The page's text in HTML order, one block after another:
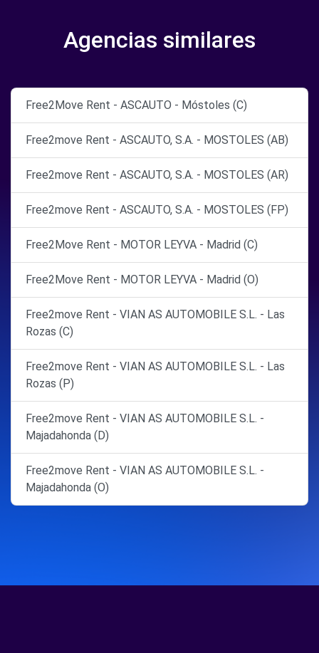
Agencias similares
Free2Move Rent - ASCAUTO - Móstoles (C)
Free2move Rent - ASCAUTO, S.A. - MOSTOLES (AB)
Free2move Rent - ASCAUTO, S.A. - MOSTOLES (AR)
Free2move Rent - ASCAUTO, S.A. - MOSTOLES (FP)
Free2Move Rent - MOTOR LEYVA - Madrid (C)
Free2Move Rent - MOTOR LEYVA - Madrid (O)
Free2move Rent - VIAN AS AUTOMOBILE S.L. - Las
Rozas (C)
Free2move Rent - VIAN AS AUTOMOBILE S.L. - Las
Rozas (P)
Free2move Rent - VIAN AS AUTOMOBILE S.L. -
Majadahonda (D)
Free2move Rent - VIAN AS AUTOMOBILE S.L. -
Majadahonda (O)